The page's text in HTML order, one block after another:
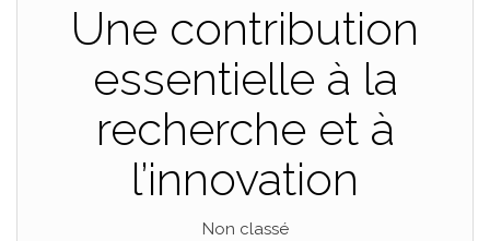
Une contribution
essentielle à la
recherche et à
l’innovation
Non classé